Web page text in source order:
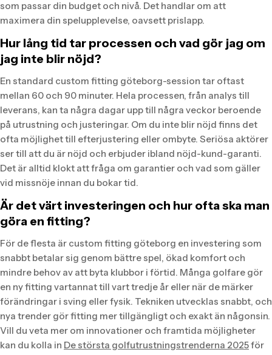
som passar din budget och nivå. Det handlar om att
maximera din spelupplevelse, oavsett prislapp.
Hur lång tid tar processen och vad gör jag om
jag inte blir nöjd?
En standard custom fitting göteborg-session tar oftast
mellan 60 och 90 minuter. Hela processen, från analys till
leverans, kan ta några dagar upp till några veckor beroende
på utrustning och justeringar. Om du inte blir nöjd finns det
ofta möjlighet till efterjustering eller ombyte. Seriösa aktörer
ser till att du är nöjd och erbjuder ibland nöjd-kund-garanti.
Det är alltid klokt att fråga om garantier och vad som gäller
vid missnöje innan du bokar tid.
Är det värt investeringen och hur ofta ska man
göra en fitting?
För de flesta är custom fitting göteborg en investering som
snabbt betalar sig genom bättre spel, ökad komfort och
mindre behov av att byta klubbor i förtid. Många golfare gör
en ny fitting vartannat till vart tredje år eller när de märker
förändringar i sving eller fysik. Tekniken utvecklas snabbt, och
nya trender gör fitting mer tillgängligt och exakt än någonsin.
Vill du veta mer om innovationer och framtida möjligheter
kan du kolla in De största golfutrustningstrenderna 2025för